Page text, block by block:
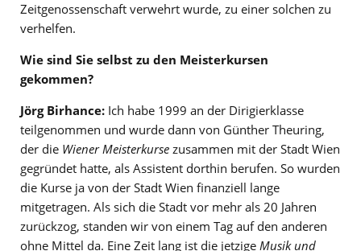
Zeitgenossenschaft verwehrt wurde, zu einer solchen zu
verhelfen.
Wie sind Sie selbst zu den Meisterkursen
gekommen?
Jörg Birhance: Ich habe 1999 an der Dirigierklasse
teilgenommen und wurde dann von Günther Theuring,
der die Wiener Meisterkurse zusammen mit der Stadt Wien
gegründet hatte, als Assistent dorthin berufen. So wurden
die Kurse ja von der Stadt Wien finanziell lange
mitgetragen. Als sich die Stadt vor mehr als 20 Jahren
zurückzog, standen wir von einem Tag auf den anderen
ohne Mittel da. Eine Zeit lang ist die jetzige Musik und